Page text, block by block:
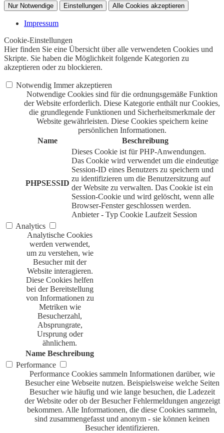
Nur Notwendige Einstellungen Alle Cookies akzeptieren
Impressum
Cookie-Einstellungen
Hier finden Sie eine Übersicht über alle verwendeten Cookies und
Skripte. Sie haben die Möglichkeit folgende Kategorien zu
akzeptieren oder zu blockieren.
Notwendig Immer akzeptieren
Notwendige Cookies sind für die ordnungsgemäße Funktion
der Website erforderlich. Diese Kategorie enthält nur Cookies,
die grundlegende Funktionen und Sicherheitsmerkmale der
Website gewährleisten. Diese Cookies speichern keine
persönlichen Informationen.
Name
Beschreibung
PHPSESSID
Dieses Cookie ist für PHP-Anwendungen.
Das Cookie wird verwendet um die eindeutige
Session-ID eines Benutzers zu speichern und
zu identifizieren um die Benutzersitzung auf
der Website zu verwalten. Das Cookie ist ein
Session-Cookie und wird gelöscht, wenn alle
Browser-Fenster geschlossen werden.
Anbieter - Typ Cookie Laufzeit Session
Analytics
Analytische Cookies
werden verwendet,
um zu verstehen, wie
Besucher mit der
Website interagieren.
Diese Cookies helfen
bei der Bereitstellung
von Informationen zu
Metriken wie
Besucherzahl,
Absprungrate,
Ursprung oder
ähnlichem.
Name Beschreibung
Performance
Performance Cookies sammeln Informationen darüber, wie
Besucher eine Webseite nutzen. Beispielsweise welche Seiten
Besucher wie häufig und wie lange besuchen, die Ladezeit
der Website oder ob der Besucher Fehlermeldungen angezeigt
bekommen. Alle Informationen, die diese Cookies sammeln,
sind zusammengefasst und anonym - sie können keinen
Besucher identifizieren.